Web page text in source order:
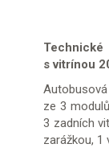
s vitrínou
ze 3
3 zadních
zarážkou, 1